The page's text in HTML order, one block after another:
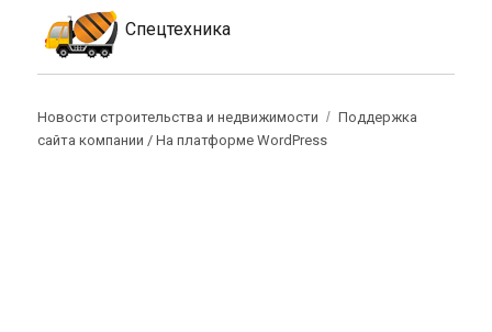
Спецтехника
Новости строительства и недвижимости
Поддержка
сайта компании /На платформе WordPress